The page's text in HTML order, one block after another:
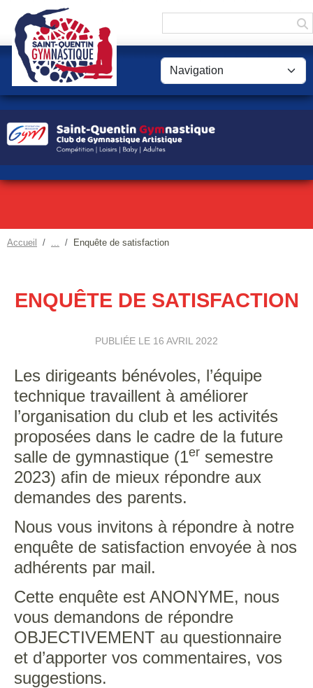
Accueil Enquête de satisfaction
ENQUÊTE DE SATISFACTION
PUBLIÉE LE 16 AVRIL 2022
Les dirigeants bénévoles, l’équipe
technique travaillent à améliorer
l’organisation du club et les activités
proposées dans le cadre de la future
salle de gymnastique (1er semestre
2023) afin de mieux répondre aux
demandes des parents.
Nous vous invitons à répondre à notre
enquête de satisfaction envoyée à nos
adhérents par mail.
Cette enquête est ANONYME, nous
vous demandons de répondre
OBJECTIVEMENT au questionnaire
et d’apporter vos commentaires, vos
suggestions.
Panneau de gestion des cookies